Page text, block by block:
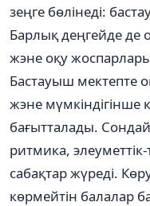
зеңге бөлінеді:
Барлық деңгейде де
жэне оқу
Бастауыш мектепте
жэне мүмкіндігінше
бағытталады.
ритмика,
сабақтар жүреді.
көрмейтін балалар